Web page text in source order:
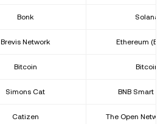
Bonk Solana
Brevis Network Ethereum
Bitcoin Bitcoin
Simons Cat BNB Smart
Catizen The Open